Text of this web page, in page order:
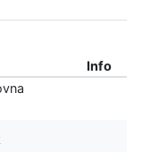
Info